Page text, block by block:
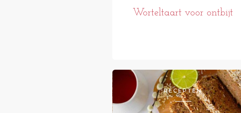
Worteltaart voor ontbijt
RECEPTEN